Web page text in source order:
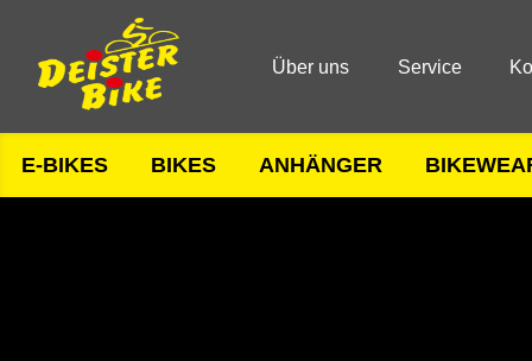
Über uns Service
E-BIKES BIKES ANHÄNGER